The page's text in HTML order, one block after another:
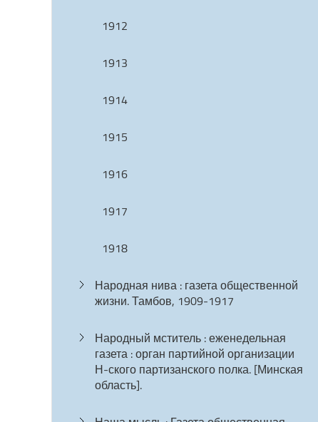
1912
1913
1914
1915
1916
1917
1918
Народная нива : газета общественной
жизни. Тамбов, 1909-1917
Народный мститель : еженедельная
газета : орган партийной организации
Н-ского партизанского полка. [Минская
область].